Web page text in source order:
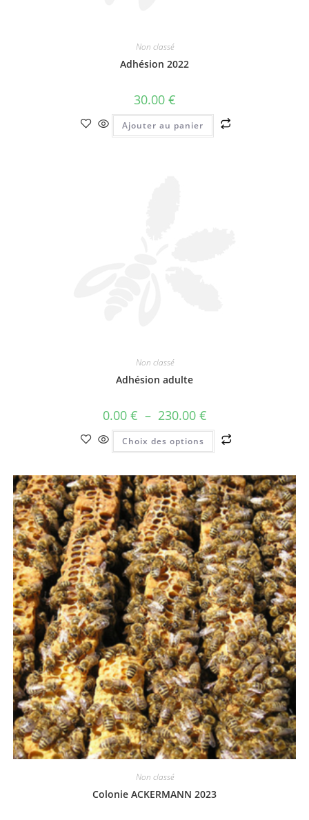
Non classé
Adhésion 2022
30.00 €
Ajouter au panier
Non classé
Adhésion adulte
0.00 € – 230.00 €
Choix des options
Non classé
Colonie ACKERMANN 2023